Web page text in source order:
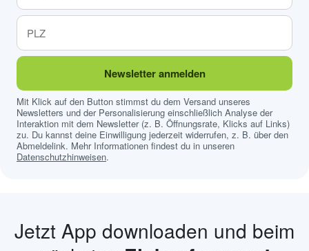
Newsletter anmelden
Mit Klick auf den Button stimmst du dem Versand unseres
Newsletters und der Personalisierung einschließlich Analyse der
Interaktion mit dem Newsletter (z. B. Öffnungsrate, Klicks auf Links)
zu. Du kannst deine Einwilligung jederzeit widerrufen, z. B. über den
Abmeldelink. Mehr Informationen findest du in unseren
Datenschutzhinweisen.
Jetzt App downloaden und beim